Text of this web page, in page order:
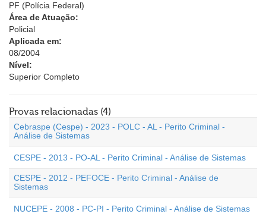
PF (Polícia Federal)
Área de Atuação:
Policial
Aplicada em:
08/2004
Nível:
Superior Completo
Provas relacionadas (4)
Cebraspe (Cespe) - 2023 - POLC - AL - Perito Criminal -
Análise de Sistemas
CESPE - 2013 - PO-AL - Perito Criminal - Análise de Sistemas
CESPE - 2012 - PEFOCE - Perito Criminal - Análise de
Sistemas
NUCEPE - 2008 - PC-PI - Perito Criminal - Análise de Sistemas